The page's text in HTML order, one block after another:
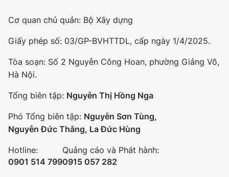
Cơ quan chủ quản: Bộ Xây dựng
Giấy phép số: 03/GP-BVHTTDL, cấp ngày 1/4/2025.
Tòa soạn: Số 2 Nguyễn Công Hoan, phường Giảng Võ,
Hà Nội.
Tổng biên tập: Nguyễn Thị Hồng Nga
Phó Tổng biên tập: Nguyễn Sơn Tùng,
Nguyễn Đức Thắng, La Đức Hùng
Hotline:
0901 514 799
Quảng cáo và Phát hành:
0915 057 282